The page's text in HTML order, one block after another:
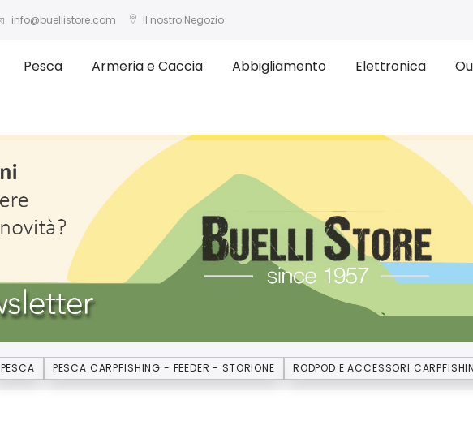
info@buellistore.com Il nostro Negozio
Pesca Armeria e Caccia Abbigliamento Elettronica
PESCA PESCA CARPFISHING - FEEDER - STORIONE RODPOD E ACCESSORI